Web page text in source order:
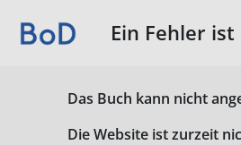
Ein Fehler
Das Buch kann nicht
Die Website ist zurzeit